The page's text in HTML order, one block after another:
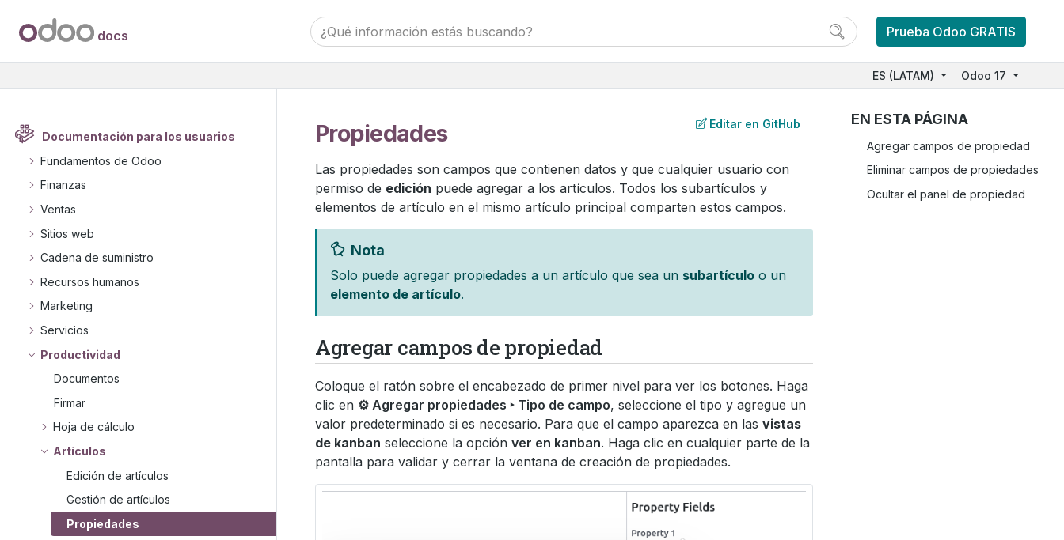
Documentación para los usuarios
Fundamentos de Odoo
Finanzas
Ventas
Sitios web
Cadena de suministro
Recursos humanos
Marketing
Servicios
Productividad
Documentos
Firmar
Hoja de cálculo
Artículos
Edición de artículos
Gestión de artículos
Propiedades
docs Prueba Odoo GRATIS
ES (LATAM) Odoo 17
Propiedades
Las propiedades son campos que contienen datos y que cualquier usuario con
permiso de edición puede agregar a los artículos. Todos los subartículos y
elementos de artículo en el mismo artículo principal comparten estos campos.
Nota
Solo puede agregar propiedades a un artículo que sea un subartículo o un
elemento de artículo.
Agregar campos de propiedad
Coloque el ratón sobre el encabezado de primer nivel para ver los botones. Haga
clic en ⚙ Agregar propiedades ‣ Tipo de campo, seleccione el tipo y agregue un
valor predeterminado si es necesario. Para que el campo aparezca en las vistas
de kanban seleccione la opción ver en kanban. Haga clic en cualquier parte de la
pantalla para validar y cerrar la ventana de creación de propiedades.
Editar en GitHub EN ESTA PÁGINA
Agregar campos de propiedad
Eliminar campos de propiedades
Ocultar el panel de propiedad